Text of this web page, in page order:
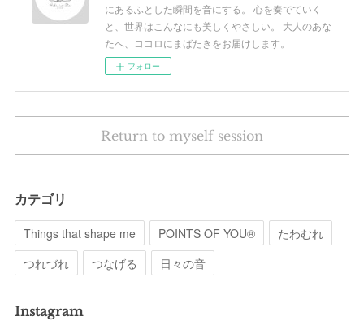
にあるふとした瞬間を音にする。 心を奏でていく
と、世界はこんなにも美しくやさしい。 大人のあな
たへ、ココロにまばたきをお届けします。
フォロー
Return to myself session
カテゴリ
Things that shape me POINTS OF YOU®︎
たわむれ
つれづれ
つなげる 日々の音
Instagram